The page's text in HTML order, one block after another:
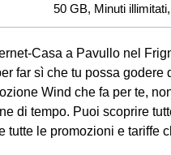
50 GB, Minuti
Casa a Pavullo nel
far sì che tu possa godere
Wind che fa per te,
di tempo. Puoi scoprire
le promozioni e tariffe